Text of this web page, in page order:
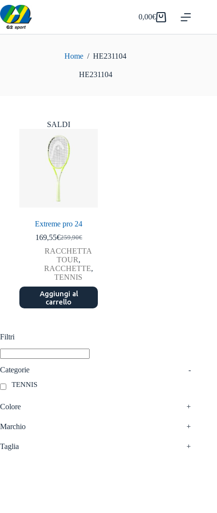
Salta
al
contenuto
Carrello
0,00€
Home / HE231104
HE231104
SALDI
Extreme pro 24
259,90€
Il
prezzo
originale
era:
259,90€.
169,55€Il
prezzo
attuale
è:
169,55€.
RACCHETTA
TOUR,
RACCHETTE,
TENNIS
Aggiungi al
carrello
Filtri
Categorie -
TENNIS
Colore +
Marchio +
Taglia +